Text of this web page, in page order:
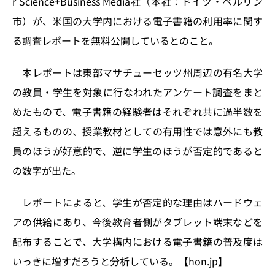
n o
k
市）が、米国の大学内における電子書籍の利用率に関す
る調査レポートを無料公開しているとのこと。
本レポートは東部マサチューセッツ州周辺の有名大学
の教員・学生を対象に行なわれたアンケート調査をまと
めたもので、電子書籍の経験者はそれぞれ共に過半数を
超えるものの、授業教材としての有用性では意外にも教
員のほうが好意的で、逆に学生のほうが否定的であると
の数字が出た。
レポートによると、学生が否定的な理由はハードウェ
アの供給にあり、今後教育者側がタブレット端末などを
配布することで、大学構内における電子書籍の普及度は
いっきに増すだろうと分析している。【hon.jp】